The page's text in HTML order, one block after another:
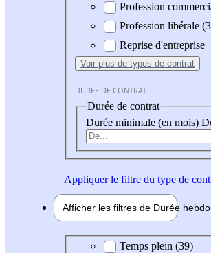
Profession
Profession libérale
Reprise d'entreprise
Voir plus de types de contrat
DURÉE DE CONTRAT
Durée de contrat
Durée minimale (en mois)
Appliquerle filtre du type de
Afficher les filtres de Durée hebdo
Durée hebdomadaire
Temps plein (39)